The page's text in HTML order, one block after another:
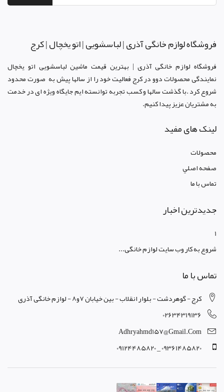
فروشگاه لوازم خانگی آذری | لباسشویی | اتو یخچال | کرج
فروشگاه لوازم خانگی آذری | بهترین قیمت ماشین لباسشویی اتو یخچال
نمایندگی محصولات دوو در کرجفعالیت خود را از سالها پیش به صورت محدود
شروع کرد .با گذشت سالها و کسب تجربه توانسته ایم جایگاه ویژه ای در خدمت
به مشتریان عزیز پیدا کنیم.
لینک های مفید
محصولات
صفحه اصلي
تماس با ما
جدیدترین اخبار
1
شروع به کار وب سایت لوازم خانگی...
تماس با ما
کرج - گوهردشت - بلوار انقلاب - بین خیابان 7و8 - لوازم خانگی آذری
02634319136
Adhryahmd157@gmail.com
09361485820 _ 09124485820